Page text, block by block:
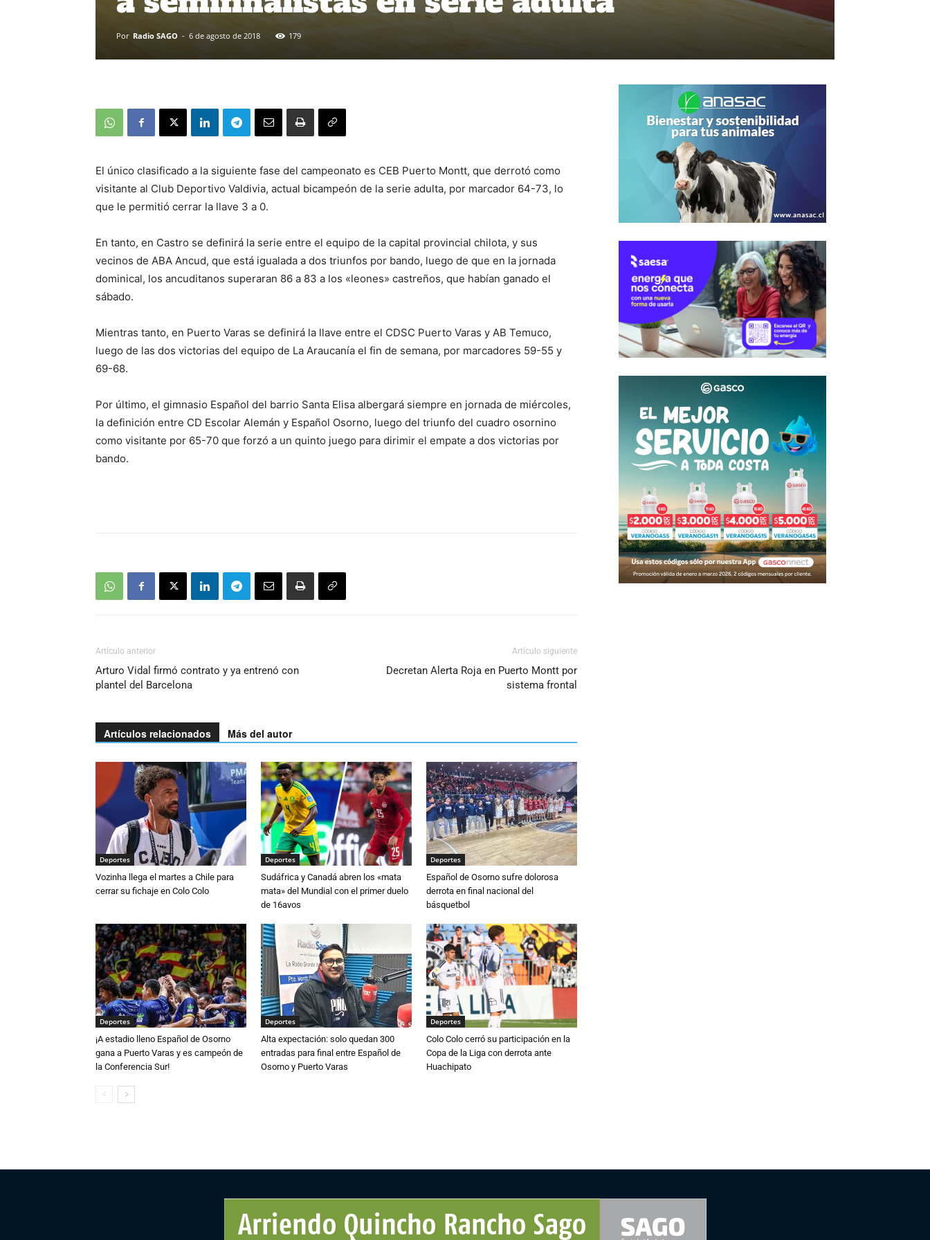
Por Radio SAGO - 6 de agosto de 2018 179
El único clasificado a la siguiente fase del campeonato es CEB Puerto Montt, que derrotó como
visitante al Club Deportivo Valdivia, actual bicampeón de la serie adulta, por marcador 64-73, lo
que le permitió cerrar la llave 3 a 0.
En tanto, en Castro se definirá la serie entre el equipo de la capital provincial chilota, y sus
vecinos de ABA Ancud, que está igualada a dos triunfos por bando, luego de que en la jornada
dominical, los ancuditanos superaran 86 a 83 a los «leones» castreños, que habían ganado el
sábado.
Mientras tanto, en Puerto Varas se definirá la llave entre el CDSC Puerto Varas y AB Temuco,
luego de las dos victorias del equipo de La Araucanía el fin de semana, por marcadores 59-55 y
69-68.
Por último, el gimnasio Español del barrio Santa Elisa albergará siempre en jornada de miércoles,
la definición entre CD Escolar Alemán y Español Osorno, luego del triunfo del cuadro osornino
como visitante por 65-70 que forzó a un quinto juego para dirimir el empate a dos victorias por
bando.
Artículo anterior
Arturo Vidal firmó contrato y ya entrenó con
plantel del Barcelona
Artículo siguiente
Decretan Alerta Roja en Puerto Montt por
sistema frontal
Artículos relacionados Más del autor
Deportes
Vozinha llega el martes a Chile para
cerrar su fichaje en Colo Colo
Deportes
Sudáfrica y Canadá abren los «mata
mata» del Mundial con el primer duelo
de 16avos
Deportes
Español de Osorno sufre dolorosa
derrota en final nacional del
básquetbol
Deportes
¡A estadio lleno Español de Osorno
gana a Puerto Varas y es campeón de
la Conferencia Sur!
Deportes
Alta expectación: solo quedan 300
entradas para final entre Español de
Osorno y Puerto Varas
Deportes
Colo Colo cerró su participación en la
Copa de la Liga con derrota ante
Huachipato